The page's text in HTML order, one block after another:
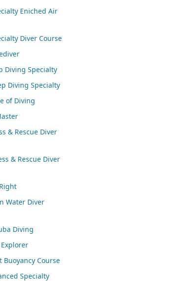
Eniched Air
Diver Course
Diving Specialty
Diving Specialty
of Diving
& Rescue Diver
& Rescue Diver
Water Diver
Diving
Explorer
Buoyancy Course
Specialty